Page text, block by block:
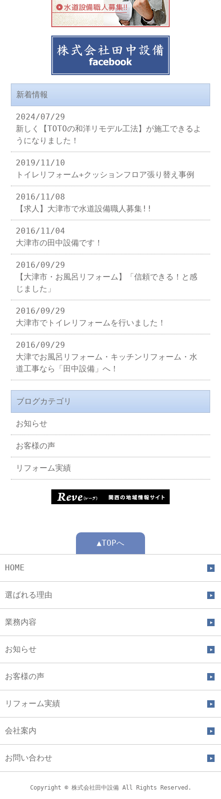
新着情報
2024/07/29
新しく【TOTOの和洋リモデル工法】が施工できるよ
うになりました！
2019/11/10
トイレリフォーム+クッションフロア張り替え事例
2016/11/08
【求人】大津市で水道設備職人募集!!
2016/11/04
大津市の田中設備です！
2016/09/29
【大津市・お風呂リフォーム】「信頼できる！と感
じました」
2016/09/29
大津市でトイレリフォームを行いました！
2016/09/29
大津でお風呂リフォーム・キッチンリフォーム・水
道工事なら「田中設備」へ！
ブログカテゴリ
お知らせ
お客様の声
リフォーム実績
▲TOPへ
HOME
選ばれる理由
業務内容
お知らせ
お客様の声
リフォーム実績
会社案内
お問い合わせ
Copyright © 株式会社田中設備 All Rights Reserved.